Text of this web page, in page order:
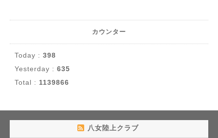
カウンター
Today : 398
Yesterday : 635
Total : 1139866
八女陸上クラブ